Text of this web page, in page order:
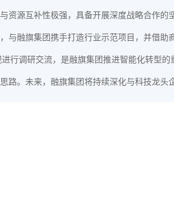
资源互补性极强，具备开展深度战略合作
与融旗集团携手打造行业示范项目，并借助
行调研交流，是融旗集团推进智能化转型
路。未来，融旗集团将持续深化与科技龙